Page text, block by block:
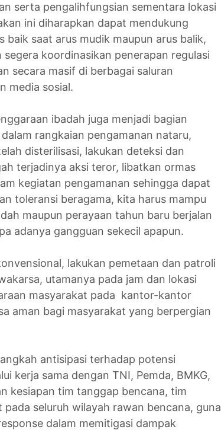
serta pengalihfungsian sementara lokasi
ini diharapkan dapat mendukung
saat arus mudik maupun arus balik,
koordinasikan penerapan regulasi
secara masif di berbagai saluran
media sosial.
ibadah juga menjadi bagian
rangkaian pengamanan nataru,
disterilisasi, lakukan deteksi dan
terjadinya aksi teror, libatkan ormas
kegiatan pengamanan sehingga dapat
toleransi beragama, kita harus mampu
maupun perayaan tahun baru berjalan
adanya gangguan sekecil apapun.
lakukan pemetaan dan patroli
utamanya pada jam dan lokasi
masyarakat pada kantor-kantor
aman bagi masyarakat yang berpergian
antisipasi terhadap potensi
kerja sama dengan TNI, Pemda, BMKG,
kesiapan tim tanggap bencana, tim
seluruh wilayah rawan bencana, guna
dalam memitigasi dampak